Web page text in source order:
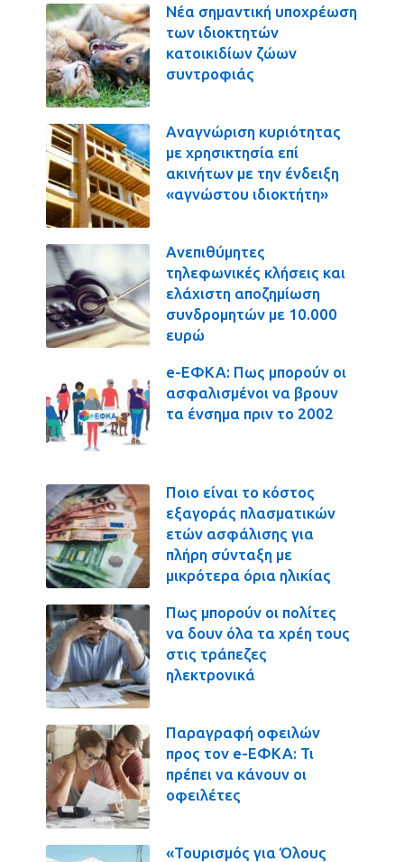
Νέα σημαντική υποχρέωση
των ιδιοκτητών
κατοικιδίων ζώων
συντροφιάς
Αναγνώριση κυριότητας
με χρησικτησία επί
ακινήτων με την ένδειξη
«αγνώστου ιδιοκτήτη»
Ανεπιθύμητες
τηλεφωνικές κλήσεις και
ελάχιστη αποζημίωση
συνδρομητών με 10.000
ευρώ
e-ΕΦΚΑ: Πως μπορούν οι
ασφαλισμένοι να βρουν
τα ένσημα πριν το 2002
Ποιο είναι το κόστος
εξαγοράς πλασματικών
ετών ασφάλισης για
πλήρη σύνταξη με
μικρότερα όρια ηλικίας
Πως μπορούν οι πολίτες
να δουν όλα τα χρέη τους
στις τράπεζες
ηλεκτρονικά
Παραγραφή οφειλών
προς τον e-ΕΦΚΑ: Τι
πρέπει να κάνουν οι
οφειλέτες
«Τουρισμός για Όλους